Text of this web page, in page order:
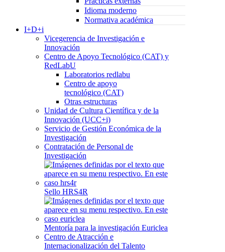
Idioma moderno
Normativa académica
I+D+i
Vicegerencia de Investigación e
Innovación
Centro de Apoyo Tecnológico (CAT) y
RedLabU
Laboratorios redlabu
Centro de apoyo
tecnológico (CAT)
Otras estructuras
Unidad de Cultura Científica y de la
Innovación (UCC+i)
Servicio de Gestión Económica de la
Investigación
Contratación de Personal de
Investigación
Sello HRS4R
Mentoría para la investigación Euriclea
Centro de Atracción e
Internacionalización del Talento